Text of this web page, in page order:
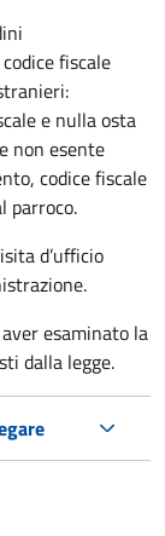
fiscale
e nulla osta
non esente
codice fiscale
parroco.
d’ufficio
esaminato la
dalla legge.